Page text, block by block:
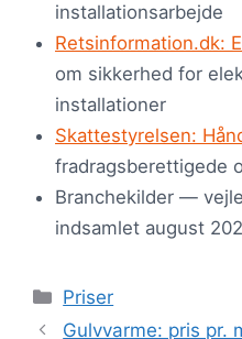
installationsarbejde
Retsinformation.dk:
om sikkerhed for
installationer
Skattestyrelsen:
fradragsberettigede
Branchekilder —
indsamlet august
Kategorier
Priser
Gulvvarme: pris pr.